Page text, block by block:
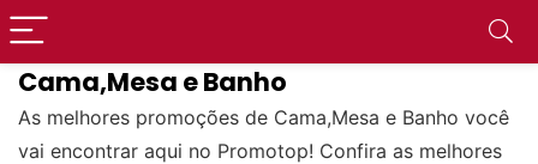
Cama,Mesa e Banho
As melhores promoções de Cama,Mesa e Banho você
vai encontrar aqui no Promotop! Confira as melhores